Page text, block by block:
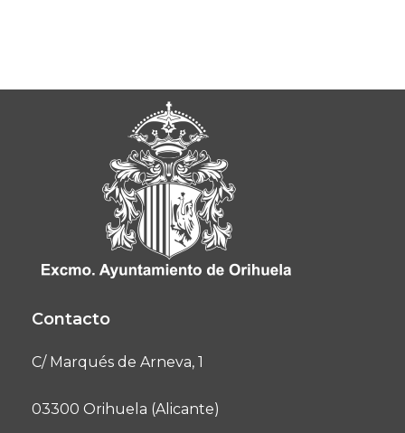
Contacto
C/ Marqués de Arneva, 1
03300 Orihuela (Alicante)